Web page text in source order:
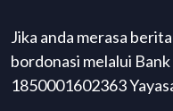
Jika anda merasa
bordonasi melalui
1850001602363